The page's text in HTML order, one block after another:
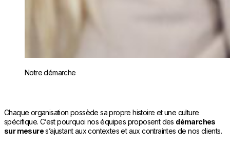
Notre démarche
Chaque organisation possède sa propre histoire et une culture
spécifique. C’est pourquoi nos équipes proposent des démarches
sur mesures’ajustant aux contextes et aux contraintes de nos clients.